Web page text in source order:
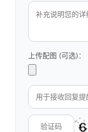
上传配图 (可选)：